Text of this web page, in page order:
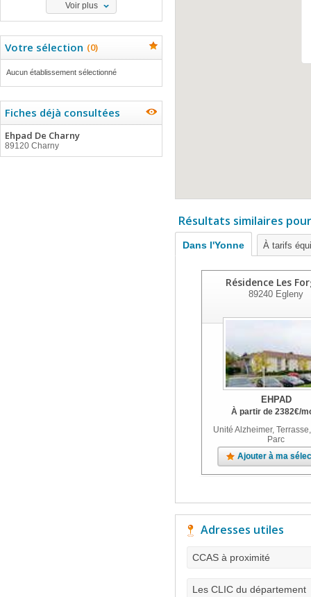
Voir plus
Votre sélection (0)
Aucun établissement sélectionné
Fiches déjà consultées
Ehpad De Charny
89120 Charny
Résultats similaires
Dans l'Yonne À tarifs
Résidence Les
89240 Egleny
EHPAD
À partir de 2382€/
Unité Alzheimer,
Parc
Ajouter à ma
Adresses utiles
CCAS à proximité
Les CLIC du département